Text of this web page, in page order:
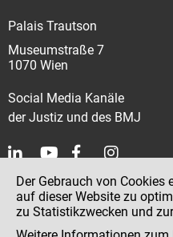
Palais Trautson
Museumstraße 7
1070 Wien
Social Media Kanäle
der Justiz und des BMJ
Kontakt
Impressum
Der Gebrauch von Cookies
auf dieser Website zu
zu Statistikzwecken und